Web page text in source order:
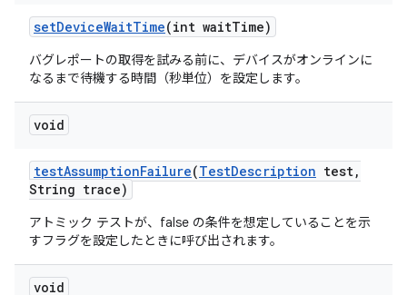
setDeviceWaitTime(int waitTime)
バグレポートの取得を試みる前に、デバイスがオンラインに
なるまで待機する時間（秒単位）を設定します。
void
testAssumptionFailure(TestDescription test,
String trace)
アトミック テストが、false の条件を想定していることを示
すフラグを設定したときに呼び出されます。
void